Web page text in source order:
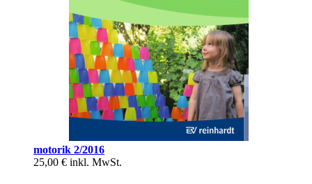
motorik 2/2016
25,00 € inkl. MwSt.